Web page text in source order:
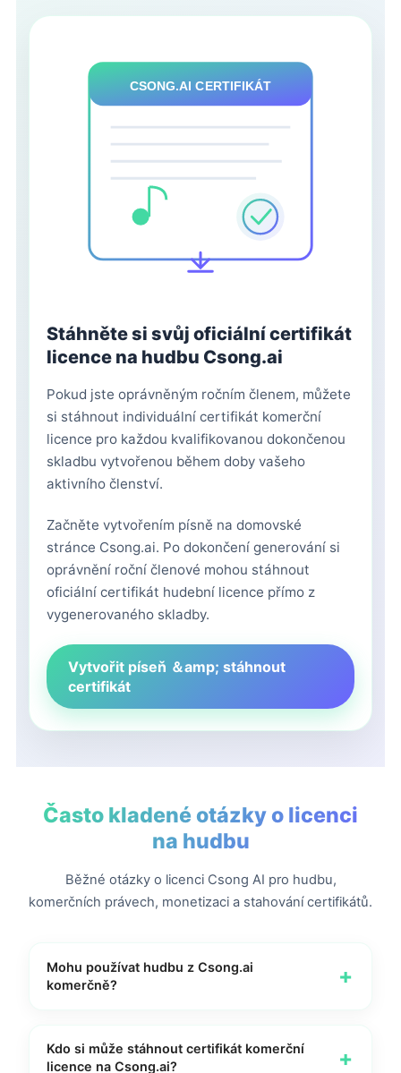
Stáhněte si svůj oficiální certifikát
licence na hudbu Csong.ai
Pokud jste oprávněným ročním členem, můžete
si stáhnout individuální certifikát komerční
licence pro každou kvalifikovanou dokončenou
skladbu vytvořenou během doby vašeho
aktivního členství.
Začněte vytvořením písně na domovské
stránce Csong.ai. Po dokončení generování si
oprávnění roční členové mohou stáhnout
oficiální certifikát hudební licence přímo z
vygenerovaného skladby.
Vytvořit píseň ＆amp; stáhnout
certifikát
CSONG.AI CERTIFIKÁT
Často kladené otázky o licenci
na hudbu
Běžné otázky o licenci Csong AI pro hudbu,
komerčních právech, monetizaci a stahování certifikátů.
Mohu používat hudbu z Csong.ai
komerčně?
+
byla vytvořena během období vaší aktivní roční
členství, Csong.ai poskytuje práva k obchodnímu
Kdo si může stáhnout certifikát komerční
licence na Csong.ai?
+